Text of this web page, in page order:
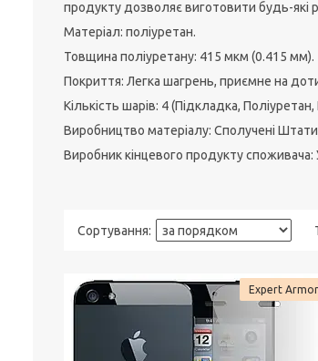
продукту дозволяє виготовити будь-які
Матеріал: поліуретан.
Товщина поліуретану: 415 мкм (0.415 мм).
Покриття: Легка шагрень, приємне на
Кількість шарів: 4 (Підкладка,
Виробництво матеріалу: Сполучені
Виробник кінцевого продукту споживача:
Expert Armor